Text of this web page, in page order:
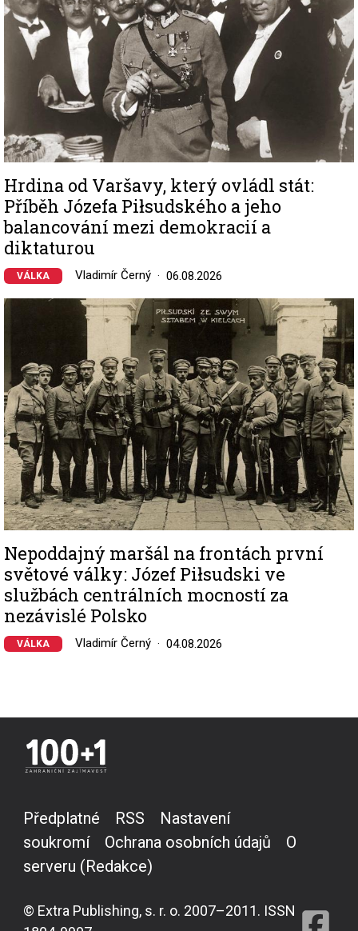
Hrdina od Varšavy, který ovládl stát:
Příběh Józefa Piłsudského a jeho
balancování mezi demokracií a
diktaturou
VÁLKA Vladimír Černý 06.08.2026
Image
Nepoddajný maršál na frontách první
světové války: Józef Piłsudski ve
službách centrálních mocností za
nezávislé Polsko
VÁLKA Vladimír Černý 04.08.2026
Předplatné RSS
Nastavení
soukromí
Ochrana osobních údajů
O
serveru (Redakce)
© Extra Publishing, s. r. o. 2007–2011. ISSN